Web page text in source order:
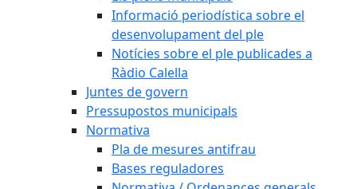
Informació periodística sobre el
desenvolupament del ple
Notícies sobre el ple publicades a
Ràdio Calella
Juntes de govern
Pressupostos municipals
Normativa
Pla de mesures antifrau
Bases reguladores